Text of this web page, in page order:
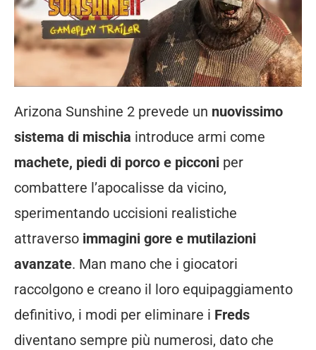
Arizona Sunshine 2 prevede un nuovissimo
sistema di mischia introduce armi come
machete, piedi di porco e picconi per
combattere l’apocalisse da vicino,
sperimentando uccisioni realistiche
attraverso immagini gore e mutilazioni
avanzate. Man mano che i giocatori
raccolgono e creano il loro equipaggiamento
definitivo, i modi per eliminare i Freds
diventano sempre più numerosi, dato che